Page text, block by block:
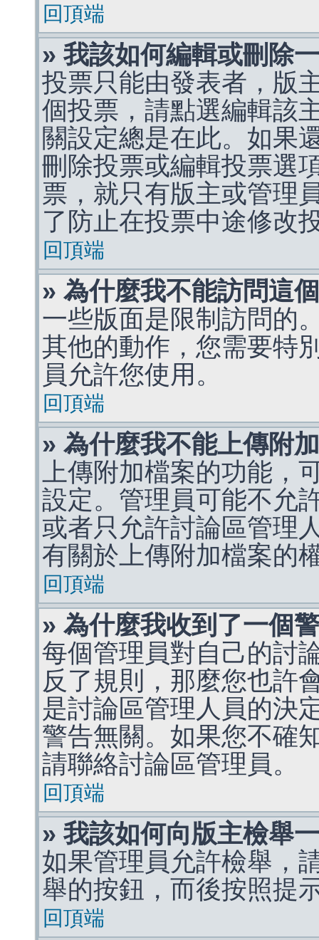
回頂端
» 我該如何編輯或刪除
投票只能由發表者，版
個投票，請點選編輯該
關設定總是在此。如果
刪除投票或編輯投票選
票，就只有版主或管理
了防止在投票中途修改
回頂端
» 為什麼我不能訪問這
一些版面是限制訪問的
其他的動作，您需要特
員允許您使用。
回頂端
» 為什麼我不能上傳附
上傳附加檔案的功能，
設定。管理員可能不允
或者只允許討論區管理
有關於上傳附加檔案的
回頂端
» 為什麼我收到了一個
每個管理員對自己的討
反了規則，那麼您也許
是討論區管理人員的決
警告無關。如果您不確
請聯絡討論區管理員。
回頂端
» 我該如何向版主檢舉
如果管理員允許檢舉，
舉的按鈕，而後按照提
回頂端